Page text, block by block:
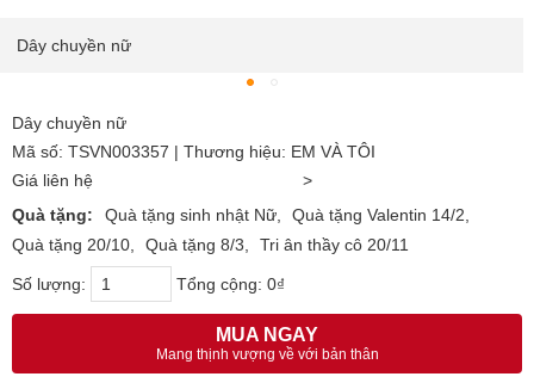
Dây chuyền nữ
Dây chuyền nữ
Mã số: TSVN003357 | Thương hiệu: EM VÀ TÔI
Giá liên hệ
>
Quà tặng:
Quà tặng sinh nhật Nữ
Quà tặng Valentin 14/2
Quà tặng 20/10
Quà tặng 8/3 Tri ân thầy cô 20/11
Số lượng: Tổng cộng: 0₫
MUA NGAY
Mang thịnh vượng về với bản thân